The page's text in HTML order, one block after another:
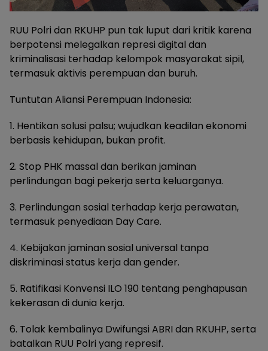
RUU Polri dan RKUHP pun tak luput dari kritik karena
berpotensi melegalkan represi digital dan
kriminalisasi terhadap kelompok masyarakat sipil,
termasuk aktivis perempuan dan buruh.
Tuntutan Aliansi Perempuan Indonesia:
1. Hentikan solusi palsu; wujudkan keadilan ekonomi
berbasis kehidupan, bukan profit.
2. Stop PHK massal dan berikan jaminan
perlindungan bagi pekerja serta keluarganya.
3. Perlindungan sosial terhadap kerja perawatan,
termasuk penyediaan Day Care.
4. Kebijakan jaminan sosial universal tanpa
diskriminasi status kerja dan gender.
5. Ratifikasi Konvensi ILO 190 tentang penghapusan
kekerasan di dunia kerja.
6. Tolak kembalinya Dwifungsi ABRI dan RKUHP, serta
batalkan RUU Polri yang represif.